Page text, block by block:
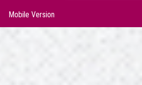
Mobile Version